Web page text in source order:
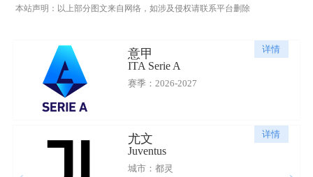
本站声明：以上部分图文来自网络，如涉及侵权请联系平台删除
详情
意甲
ITA Serie A
赛季：2026-2027
详情
尤文
Juventus
城市：都灵